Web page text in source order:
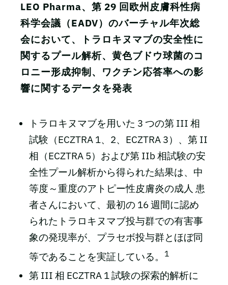
LEO Pharma、第 29 回欧州皮膚科性病
科学会議（EADV）のバーチャル年次総
会において、トラロキヌマブの安全性に
関するプール解析、黄色ブドウ球菌のコ
ロニー形成抑制、ワクチン応答率への影
響に関するデータを発表
トラロキヌマブを用いた 3 つの第 III 相
試験（ECZTRA 1、2、ECZTRA 3）、第 II
相（ECZTRA 5）および第 IIb 相試験の安
全性プール解析から得られた結果は、中
等度～重度のアトピー性皮膚炎の成人 患
者さんにおいて、最初の 16 週間に認め
られたトラロキヌマブ投与群での有害事
象の発現率が、プラセボ投与群とほぼ同
等であることを実証している。
1
第 III 相 ECZTRA 1 試験の探索的解析に